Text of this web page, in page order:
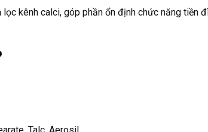
kênh calci, góp phần ổn định chức năng tiền
Talc, Aerosil.